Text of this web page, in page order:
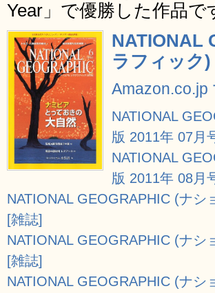
Year」で優勝した作品で
NATIONAL
ラフィック)
Amazon.co.jp
NATIONAL
版 2011年 07月
NATIONAL
版 2011年 08月
NATIONAL GEOGRAPHIC (ナ
[雑誌]
NATIONAL GEOGRAPHIC (ナ
[雑誌]
NATIONAL GEOGRAPHIC (ナ